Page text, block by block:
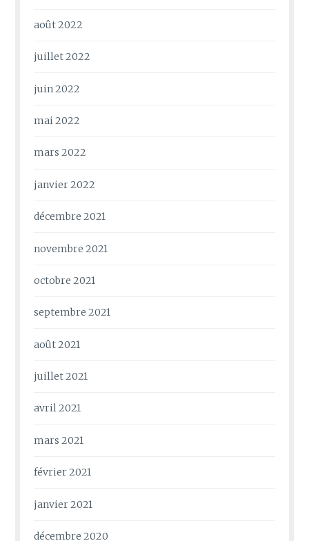
août 2022
juillet 2022
juin 2022
mai 2022
mars 2022
janvier 2022
décembre 2021
novembre 2021
octobre 2021
septembre 2021
août 2021
juillet 2021
avril 2021
mars 2021
février 2021
janvier 2021
décembre 2020